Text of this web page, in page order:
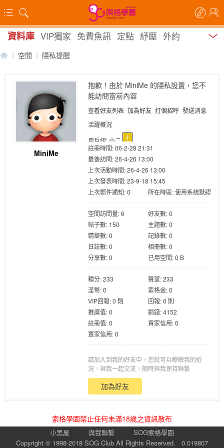
資料庫 VIP獨家 免費魚訊 定點 紓壓 外約
空間
›
隱私提醒
MiniMe
抱歉！由於 MiniMe 的隱私設置，您不
能訪問當前內容
查看好友列表 加為好友 打個招呼 發送消息
活躍概況
用戶組: 小二
註冊時間: 06-2-28 21:31
最後訪問: 26-4-26 13:00
上次活動時間: 26-4-26 13:00
上次發表時間: 23-9-18 15:45
上次郵件通知: 0
所在時區: 使用系統默認
空間訪問量: 6
好友數: 0
帖子數: 150
主題數: 0
精華數: 0
記錄數: 0
日誌數: 0
相冊數: 0
分享數: 0
已用空間: 0 B
積分: 233
聲望: 233
淫幣: 0
索格金: 0
VIP回報: 0 則
回報: 0 則
推廣值: 0
銅錢: 4152
註冊值: 0
買家信用: 0
賣家信用: 0
請加入到我的好友中，您就可以瞭解我的近
況，與我一起交流，隨時與我保持聯繫
加為好友
索格學園禁止任何未滿18歲之資訊散布
小黑屋 與我聯繫
SOG索格學園
Copyright © 1998-2018 SOG Club All Rights Reserved. 0.019807